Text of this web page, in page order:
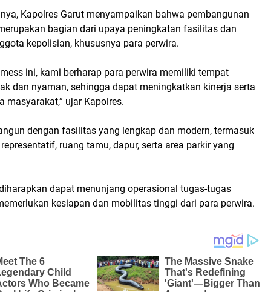
Kapolres Garut menyampaikan bahwa pembangunan
bagian dari upaya peningkatan fasilitas dan
kepolisian, khususnya para perwira.
ini, kami berharap para perwira memiliki tempat
dan nyaman, sehingga dapat meningkatkan kinerja serta
masyarakat,” ujar Kapolres.
dengan fasilitas yang lengkap dan modern, termasuk
ruang tamu, dapur, serta area parkir yang
dapat menunjang operasional tugas-tugas
kesiapan dan mobilitas tinggi dari para perwira.